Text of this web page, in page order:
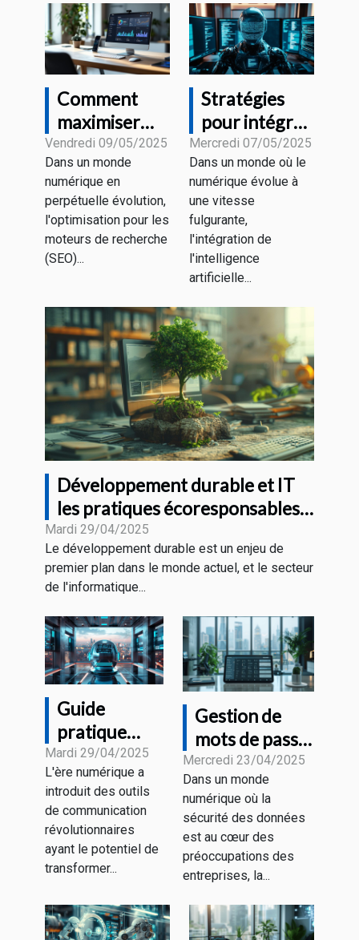
Comment
maximiser
l'efficacité du
SEO avec des
outils d'IA
Vendredi 09/05/2025
Dans un monde
numérique en
perpétuelle évolution,
l'optimisation pour les
moteurs de recherche
(SEO)...
Stratégies
pour intégrer
l'intelligence
artificielle
dans la
création de
contenu web
Mercredi 07/05/2025
Dans un monde où le
numérique évolue à
une vitesse
fulgurante,
l'intégration de
l'intelligence
artificielle...
Développement durable et IT
les pratiques écoresponsables
en entreprise
Mardi 29/04/2025
Le développement durable est un enjeu de
premier plan dans le monde actuel, et le secteur
de l'informatique...
Guide
pratique
pour
optimiser
vos
interactions
avec les
plateformes
IA
Mardi 29/04/2025
L'ère numérique a
introduit des outils
de communication
révolutionnaires
ayant le potentiel de
transformer...
Gestion de
mots de passe
pour les
professionnels
les outils
essentiels
pour sécuriser
vos accès en
2023
Mercredi 23/04/2025
Dans un monde
numérique où la
sécurité des données
est au cœur des
préoccupations des
entreprises, la...